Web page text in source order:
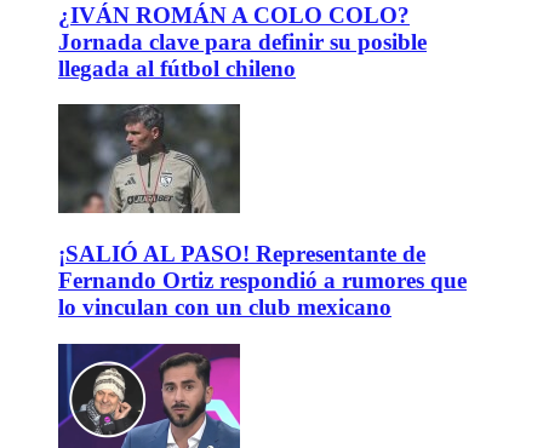
¿IVÁN ROMÁN A COLO COLO?
Jornada clave para definir su posible
llegada al fútbol chileno
¡SALIÓ AL PASO! Representante de
Fernando Ortiz respondió a rumores que
lo vinculan con un club mexicano